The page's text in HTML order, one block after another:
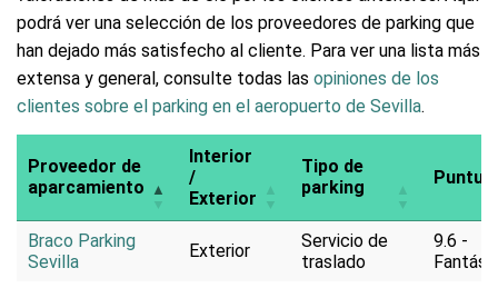
podrá ver una selección de los proveedores de parking que
han dejado más satisfecho al cliente. Para ver una lista más
extensa y general, consulte todas las opiniones de los
clientes sobre el parking en el aeropuerto de Sevilla.
Proveedor de
aparcamiento
Interior
/
Exterior
Tipo de
parking
Braco Parking
Sevilla
Exterior
Servicio de
traslado
9.6 -